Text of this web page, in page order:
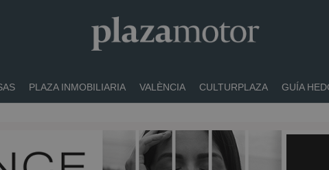
PLAZA INMOBILIARIA VALÈNCIA CULTURPLAZA GUÍA